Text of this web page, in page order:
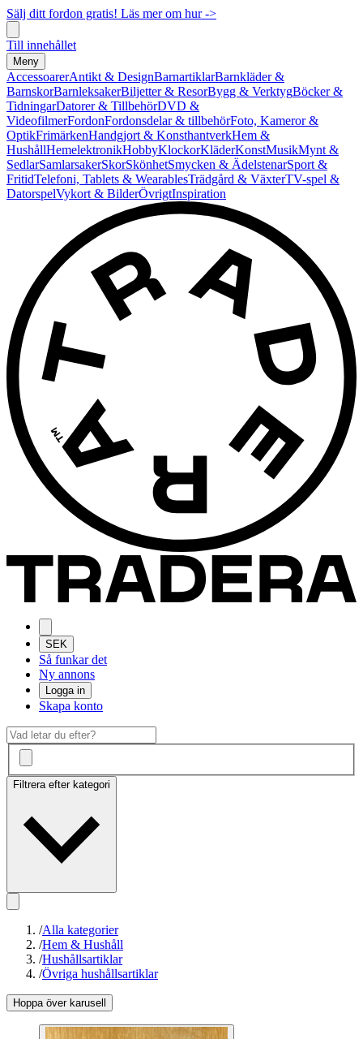
Sälj ditt fordon gratis! Läs mer om hur ->
Till innehållet
Meny
AccessoarerAntikt & DesignBarnartiklarBarnkläder &
BarnskorBarnleksakerBiljetter & ResorBygg & VerktygBöcker &
TidningarDatorer & TillbehörDVD &
VideofilmerFordonFordonsdelar & tillbehörFoto, Kameror &
OptikFrimärkenHandgjort & KonsthantverkHem &
HushållHemelektronikHobbyKlockorKläderKonstMusikMynt &
SedlarSamlarsakerSkorSkönhetSmycken & ÄdelstenarSport &
FritidTelefoni, Tablets & WearablesTrädgård & VäxterTV-spel &
DatorspelVykort & BilderÖvrigtInspiration
SEK
Så funkar det
Ny annons
Logga in
Skapa konto
Filtrera efter kategori
/Alla kategorier
/Hem & Hushåll
/Hushållsartiklar
/Övriga hushållsartiklar
Hoppa över karusell